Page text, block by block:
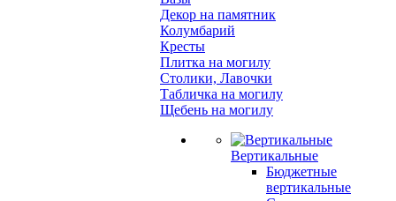
Декор на памятник
Колумбарий
Кресты
Плитка на могилу
Столики, Лавочки
Табличка на могилу
Щебень на могилу
Вертикальные
Бюджетные
вертикальные